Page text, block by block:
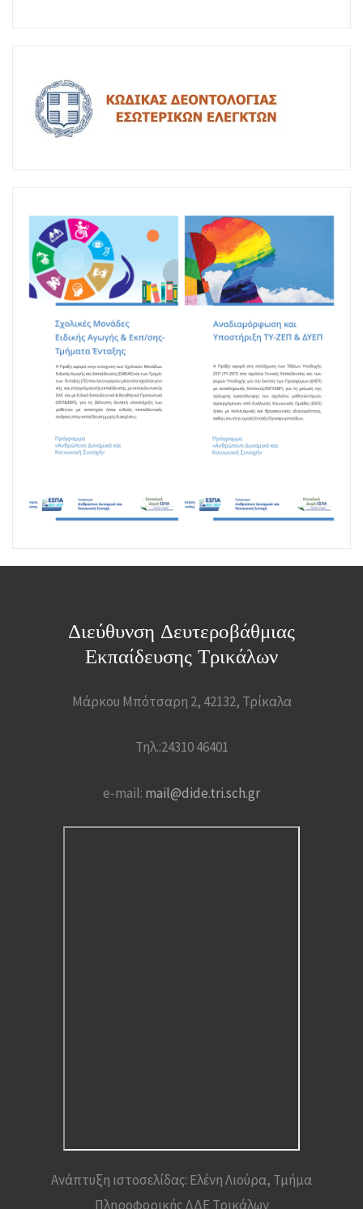
Διεύθυνση Δευτεροβάθμιας
Εκπαίδευσης Τρικάλων
Μάρκου Μπότσαρη 2, 42132, Τρίκαλα
Τηλ.:24310 46401
e-mail: mail@dide.tri.sch.gr
Ανάπτυξη ιστοσελίδας: Ελένη Λιούρα, Τμήμα
Πληροφορικής ΔΔΕ Τρικάλων